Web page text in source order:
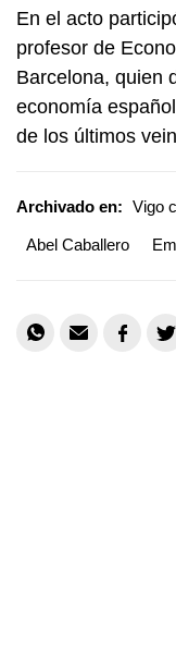
En el acto
profesor de
Barcelona, quien
economía
de los últimos
Archivado en: Vigo
Abel Caballero